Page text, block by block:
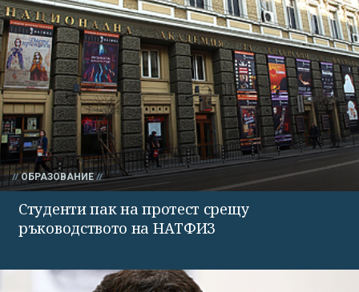
ОБРАЗОВАНИЕ
Студенти пак на протест срещу
ръководството на НАТФИЗ